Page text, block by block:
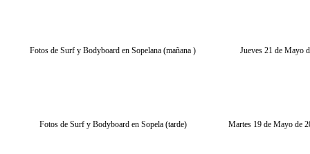
Fotos de Surf y Bodyboard en Sopelana (mañana ) Jueves 21 de Mayo
Fotos de Surf y Bodyboard en Sopela (tarde) Martes 19 de Mayo de